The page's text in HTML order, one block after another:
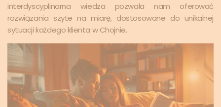
interdyscyplinarna wiedza pozwala nam oferować
rozwiązania szyte na miarę, dostosowane do unikalnej
sytuacji każdego klienta w Chojnie.